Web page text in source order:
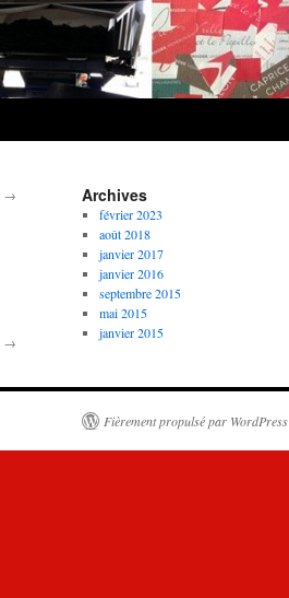
→
→
Archives
février 2023
août 2018
janvier 2017
janvier 2016
septembre 2015
mai 2015
janvier 2015
Fièrement propulsé par WordPress